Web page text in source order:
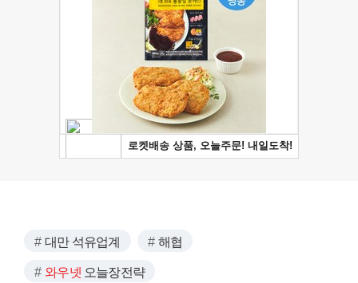
대만 석유업계 해협
와우넷 오늘장전략